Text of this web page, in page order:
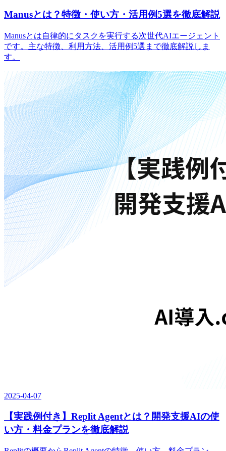
Manusとは？特徴・使い方・活用例5選を徹底解説
Manusとは自律的にタスクを実行する次世代AIエージェント
です。主な特徴、利用方法、活用例5選まで徹底解説しま
す。
2025-04-07
【実践例付き】Replit Agentとは？開発支援AIの使
い方・料金プランを徹底解説